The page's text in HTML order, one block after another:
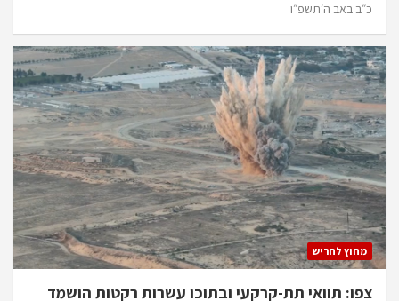
כ״ב באב ה׳תשפ״ו
מחוץ לחריש
צפו: תוואי תת-קרקעי ובתוכו עשרות רקטות הושמד